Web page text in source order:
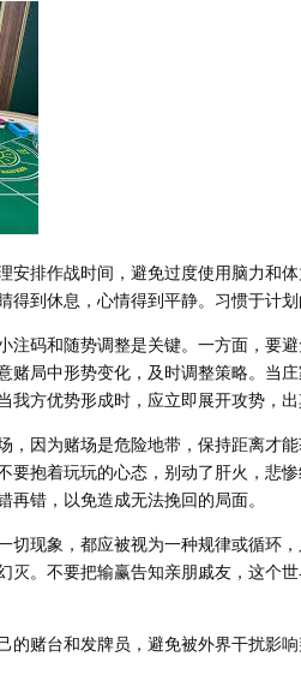
安排作战时间，避免过度使用脑力和
得到休息，心情得到平静。习惯于计
注码和随势调整是关键。一方面，要
赌局中形势变化，及时调整策略。当
方优势形成时，应立即展开攻势，出
，因为赌场是危险地带，保持距离才
要抱着玩玩的心态，别动了肝火，悲
错，以免造成无法挽回的局面。
切现象，都应被视为一种规律或循环
灭。不要把输赢告知亲朋戚友，这个
的赌台和发牌员，避免被外界干扰影